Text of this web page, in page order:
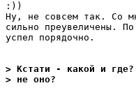
:))
Ну, не совсем так. Со
сильно преувеличены.
успел порядочно.
> Кстати - какой и
> не оно?